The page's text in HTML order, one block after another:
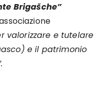
Brigašche”
valorizzare e tutelare
e il patrimonio